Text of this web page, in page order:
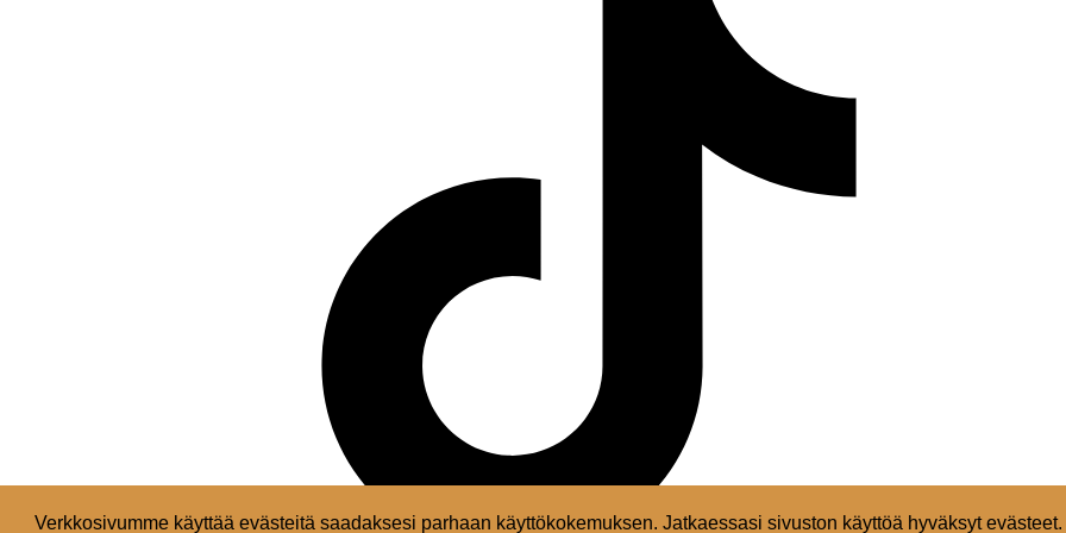
Verkkosivumme käyttää evästeitä saadaksesi parhaan käyttökokemuksen. Jatkaessasi sivuston käyttöä hyväksyt evästeet.